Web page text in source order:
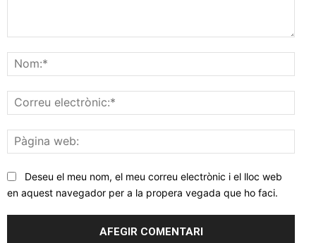
web:
Deseu el meu nom, el meu correu electrònic i el lloc web
en aquest navegador per a la propera vegada que ho faci.